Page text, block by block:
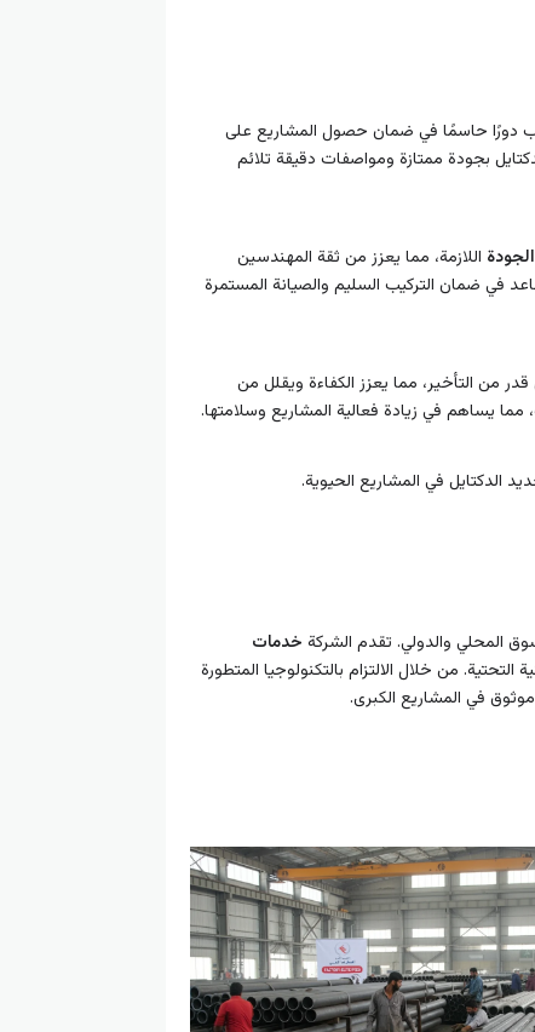
دورًا حاسمًا في ضمان حصول المشاريع على
بجودة ممتازة ومواصفات دقيقة تلائم
اللازمة، مما يعزز من ثقة المهندسين
في ضمان التركيب السليم والصيانة المستمرة
من التأخير، مما يعزز الكفاءة ويقلل من
مما يساهم في زيادة فعالية المشاريع وسلامتها.
الدكتايل في المشاريع الحيوية.
المحلي والدولي. تقدم الشركة خدمات
التحتية. من خلال الالتزام بالتكنولوجيا المتطورة
في المشاريع الكبرى.